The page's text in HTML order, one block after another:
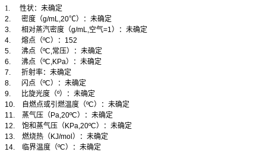
1.
性状：未确定
2.
密度（g/mL,20℃）：未确定
3.
相对蒸汽密度（g/mL, 空气=1 ）：未确定
4.
熔点（ºC）： 152
5.
沸点（ºC, 常压）：未确定
6.
沸点（ºC,KPa）：未确定
7.
折射率：未确定
8.
闪点（ºC）：未确定
9.
比旋光度（º）：未确定
10.
自燃点或引燃温度（ºC）：未确定
11.
蒸气压（Pa,20ºC）：未确定
12.
饱和蒸气压（KPa,20ºC）：未确定
13.
燃烧热（KJ/mol）：未确定
14.
临界温度（ºC）：未确定